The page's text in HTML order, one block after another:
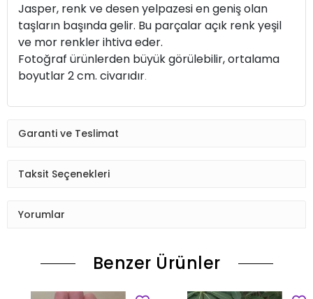
Jasper, renk ve desen yelpazesi en geniş olan
taşların başında gelir. Bu parçalar açık renk yeşil
ve mor renkler ihtiva eder.
Fotoğraf ürünlerden büyük görülebilir, ortalama
boyutlar 2 cm. civarıdır.
Garanti ve Teslimat
Taksit Seçenekleri
Yorumlar
Benzer Ürünler